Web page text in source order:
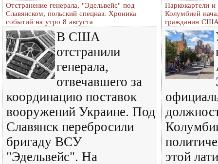
Отстранение генерала, "Эдельвейс" под
Славянском, польский спецназ. Хроника
событий на утро 8 августа
В США
отстранили
генерала,
отвечавшего за
координацию поставок
вооружений Украине. Под
Славянск перебросили
бригаду ВСУ
"Эдельвейс". На
Наркокартели
Колумбией
гражданин
этой